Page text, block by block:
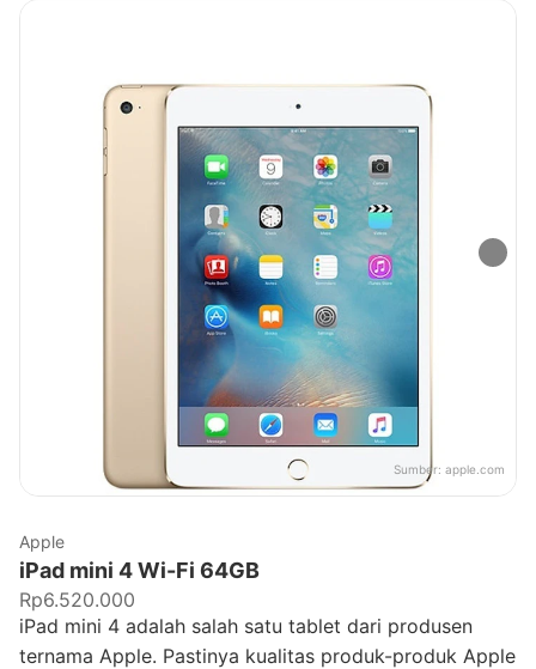
Sumber: apple.com
Apple
iPad mini 4 Wi-Fi 64GB
Rp6.520.000
iPad mini 4 adalah salah satu tablet dari produsen
ternama Apple. Pastinya kualitas produk-produk Apple